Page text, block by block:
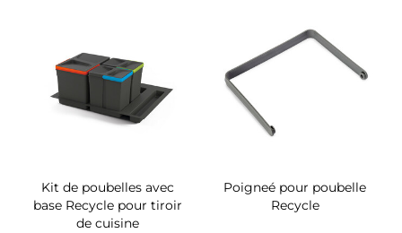
Kit de poubelles avec
base Recycle pour tiroir
de cuisine
Poigneé pour poubelle
Recycle